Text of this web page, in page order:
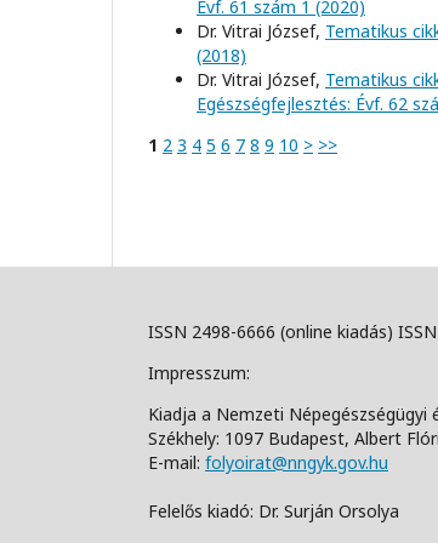
Évf. 61 szám 1 (2020)
Dr. Vitrai József, Tematikus
(2018)
Dr. Vitrai József, Tematikus
Egészségfejlesztés: Évf. 62
1 2 3 4 5 6 7 8 9 10 > >>
ISSN 2498-6666 (online kiadás)
Impresszum:
Kiadja a Nemzeti Népegészségügyi
Székhely: 1097 Budapest, Albert
E-mail: folyoirat@nngyk.gov.hu
Felelős kiadó: Dr. Surján Orsolya